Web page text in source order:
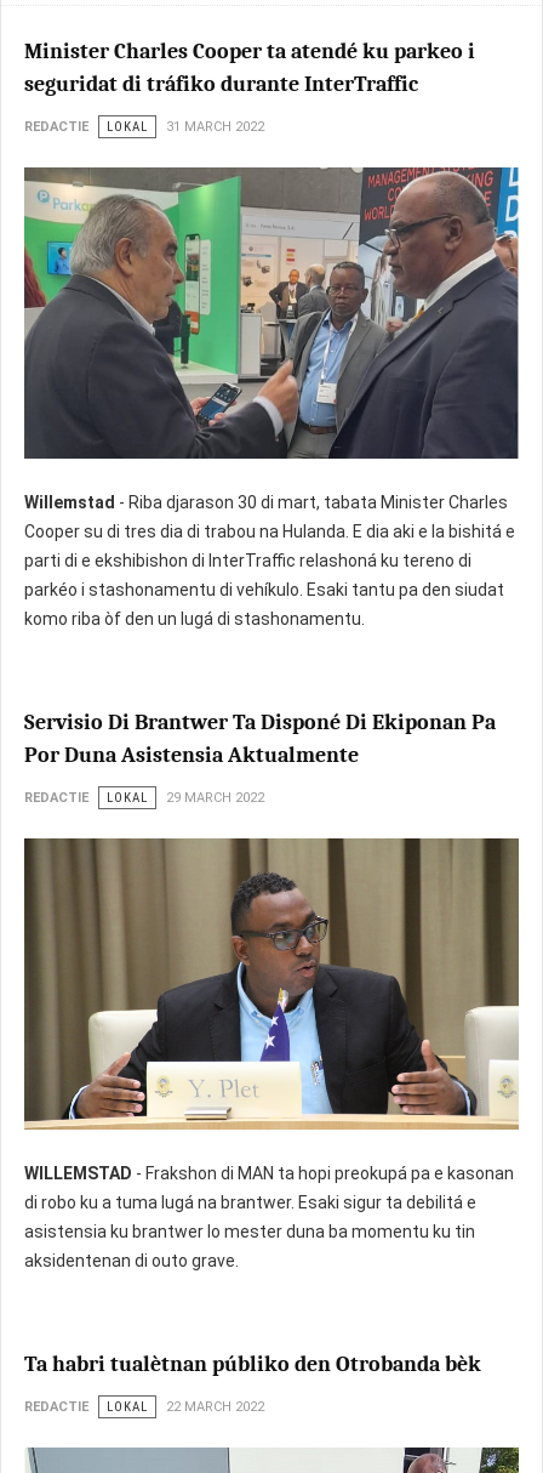
Minister Charles Cooper ta atendé ku parkeo i
seguridat di tráfiko durante InterTraffic
REDACTIE LOKAL 31 MARCH 2022
Willemstad - Riba djarason 30 di mart, tabata Minister Charles
Cooper su di tres dia di trabou na Hulanda. E dia aki e la bishitá e
parti di e ekshibishon di InterTraffic relashoná ku tereno di
parkéo i stashonamentu di vehíkulo. Esaki tantu pa den siudat
komo riba òf den un lugá di stashonamentu.
Servisio Di Brantwer Ta Disponé Di Ekiponan Pa
Por Duna Asistensia Aktualmente
REDACTIE LOKAL 29 MARCH 2022
WILLEMSTAD - Frakshon di MAN ta hopi preokupá pa e kasonan
di robo ku a tuma lugá na brantwer. Esaki sigur ta debilitá e
asistensia ku brantwer lo mester duna ba momentu ku tin
aksidentenan di outo grave.
Ta habri tualètnan públiko den Otrobanda bèk
REDACTIE LOKAL 22 MARCH 2022